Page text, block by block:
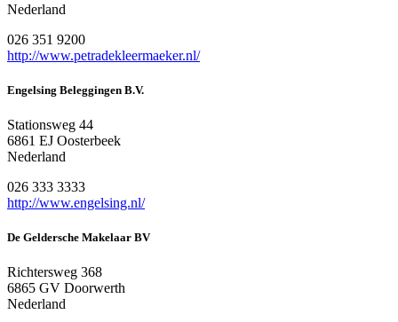
Nederland
026 351 9200
http://www.petradekleermaeker.nl/
Engelsing Beleggingen B.V.
Stationsweg 44
6861 EJ Oosterbeek
Nederland
026 333 3333
http://www.engelsing.nl/
De Geldersche Makelaar BV
Richtersweg 368
6865 GV Doorwerth
Nederland